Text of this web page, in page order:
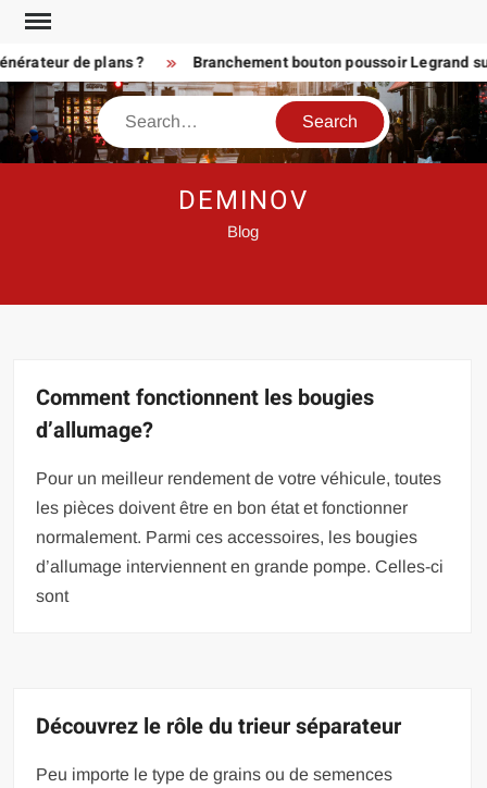
Skip
contentde plans ? Branchement bouton poussoir Legrand sur
Search
DEMINOV
Blog
Comment fonctionnent les bougies
d’allumage?
Pour un meilleur rendement de votre véhicule, toutes
les pièces doivent être en bon état et fonctionner
normalement. Parmi ces accessoires, les bougies
d’allumage interviennent en grande pompe. Celles-ci
sont
Découvrez le rôle du trieur séparateur
Peu importe le type de grains ou de semences